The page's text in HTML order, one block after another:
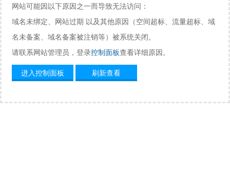
网站可能因以下原因之一而导致无法访问：
域名未绑定、网站过期 以及其他原因（空间超标、流量超标、域
名未备案、域名备案被注销等）被系统关闭。
请联系网站管理员，登录控制面板查看详细原因。
进入控制面板
刷新查看